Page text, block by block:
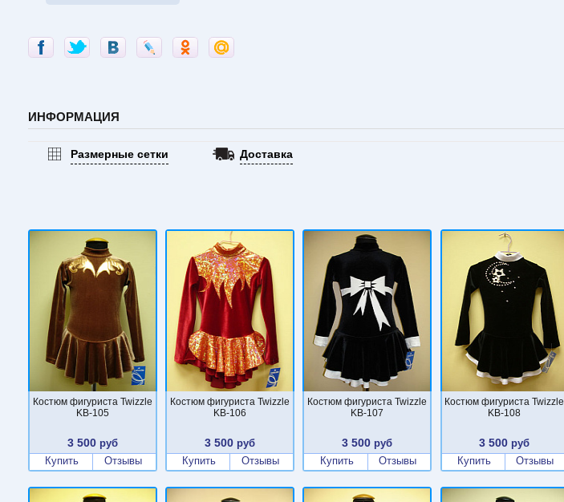
ИНФОРМАЦИЯ
Размерные сетки Доставка
Костюм фигуриста Twizzle
KB-105
3 500руб
Купить
Отзывы
Костюм фигуриста Twizzle
KB-106
3 500руб
Купить
Отзывы
Костюм фигуриста Twizzle
KB-107
3 500 руб
Купить
Отзывы
Костюм фигуриста Twizzle
KB-108
3 500 руб
Купить
Отзывы